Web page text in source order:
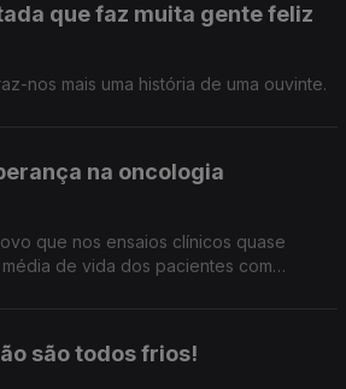
que faz muita gente feliz
nos mais uma história de uma ouvinte.
na oncologia
que nos ensaios clínicos quase
de vida dos pacientes com
são todos frios!